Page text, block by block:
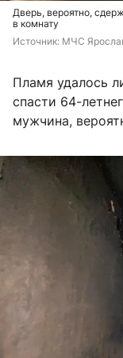
Дверь, вероятно,
в комнату
Источник: МЧС
Пламя удалось
спасти 64-
мужчина,